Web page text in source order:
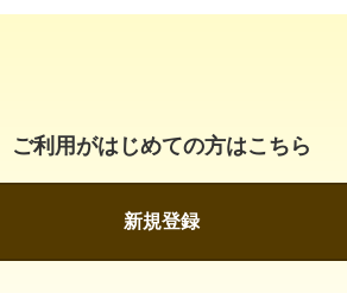
ご利用がはじめての方はこちら
新規登録